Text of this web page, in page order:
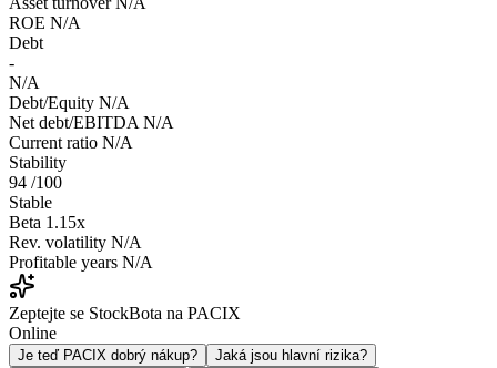
ROE N/A
Debt
-
N/A
Debt/Equity N/A
Net debt/EBITDA N/A
Current ratio N/A
Stability
94 /100
Stable
Beta 1.15x
Rev. volatility N/A
Profitable years N/A
Zeptejte se StockBota na PACIX
Online
Je teď PACIX dobrý nákup?
Jaká jsou hlavní rizika?